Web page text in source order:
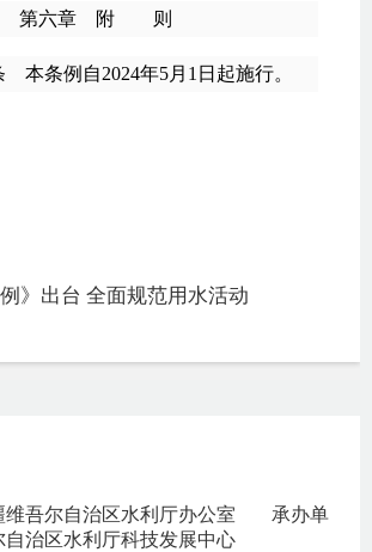
第六章 附 则
条例自2024年5月1日起施行。
例》出台 全面规范用水活动
维吾尔自治区水利厅办公室
承办单
治区水利厅科技发展中心